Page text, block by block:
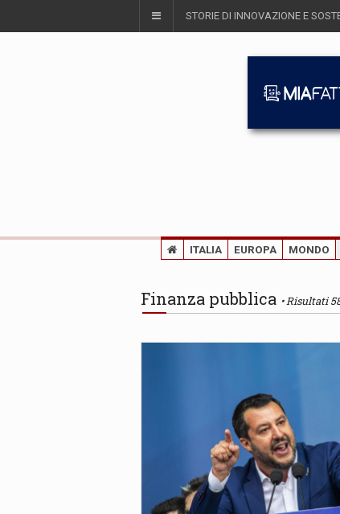
STORIE DI INNOVAZIONE E
ITALIA EUROPA MONDO
Finanza pubblica Risultati